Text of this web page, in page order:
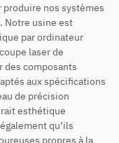
nos systèmes
Notre usine est
par ordinateur
laser de
des composants
aux spécifications
de précision
esthétique
qu’ils
propres à la